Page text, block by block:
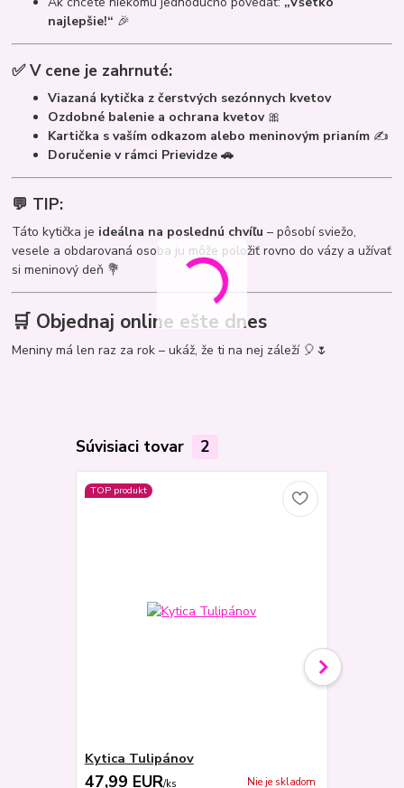
najlepšie!“ 🎉
✅ V cene je zahrnuté:
Viazaná kytička z čerstvých sezónnych kvetov
Ozdobné balenie a ochrana kvetov🎀
Kartička s vaším odkazom alebo meninovým prianím ✍️
Doručenie v rámci Prievidze 🚗
💬 TIP:
Táto kytička je ideálna na poslednú chvíľu – pôsobí sviežo,
vesele a obdarovaná osoba ju môže položiť rovno do vázy a užívať
si meninový deň 💐
🛒 Objednaj online ešte dnes
Meniny má len raz za rok – ukáž, že ti na nej záleží 🎈🌷
Súvisiaci tovar 2
TOP produkt
Kytica Tulipánov
47,99 EUR/ks Nie je skladom